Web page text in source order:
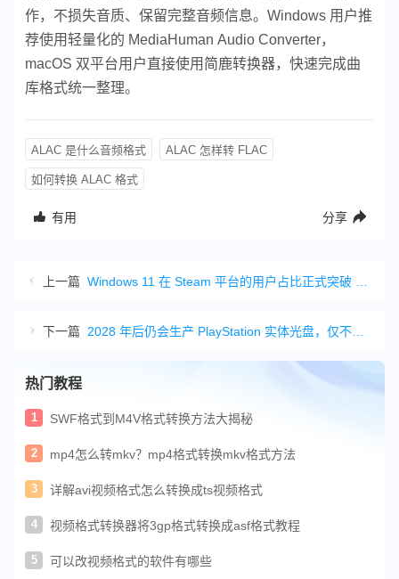
作，不损失音质、保留完整音频信息。Windows 用户推
荐使用轻量化的 MediaHuman Audio Converter，
macOS 双平台用户直接使用简鹿转换器，快速完成曲
库格式统一整理。
ALAC 是什么音频格式 ALAC 怎样转 FLAC
如何转换 ALAC 格式
有用 分享
上一篇
下一篇
热门教程
1 SWF格式到M4V格式转换方法大揭秘
2 mp4怎么转mkv？mp4格式转换mkv格式方法
3 详解avi视频格式怎么转换成ts视频格式
4 视频格式转换器将3gp格式转换成asf格式教程
5 可以改视频格式的软件有哪些